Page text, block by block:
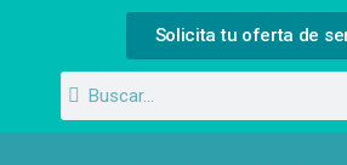
Solicita tu oferta de